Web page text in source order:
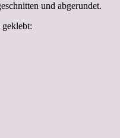
und abgerundet.
geklebt: